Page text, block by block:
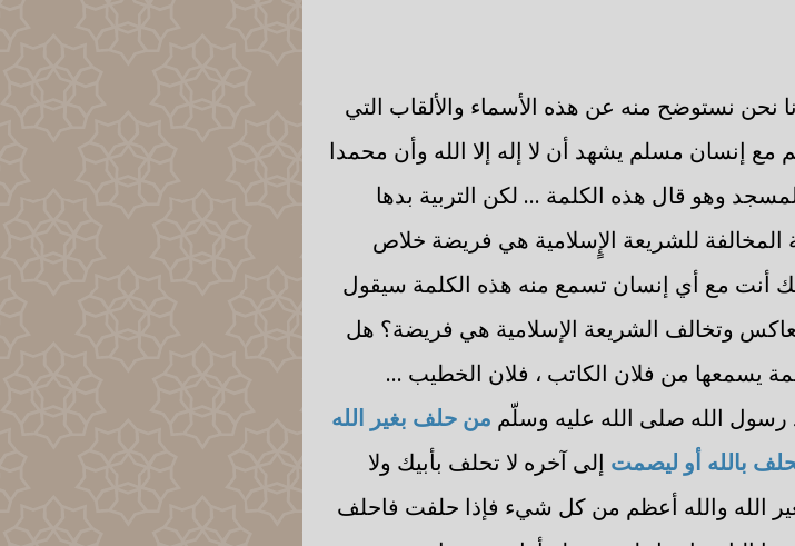
نحن نستوضح منه عن هذه الأسماء والألقاب التي
مع إنسان مسلم يشهد أن لا إله إلا الله وأن محمدا
وهو قال هذه الكلمة ... لكن التربية بدها
للشريعة الإٍسلامية هي فريضة خلاص
أنت مع أي إنسان تسمع منه هذه الكلمة سيقول
وتخالف الشريعة الإسلامية هي فريضة؟ هل
يسمعها من فلان الكاتب ، فلان الخطيب ...
رسول الله صلى الله عليه وسلّم من حلف بغير الله
بالله أو ليصمت إلى آخره لا تحلف بأبيك ولا
الله والله أعظم من كل شيء فإذا حلفت فاحلف